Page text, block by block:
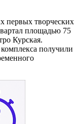
первых творческих
площадью 75
Курская.
получили